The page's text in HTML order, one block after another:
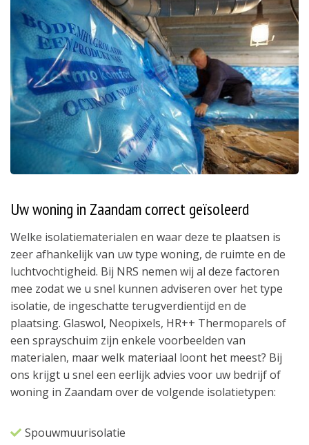
Uw woning in Zaandam correct geïsoleerd
Welke isolatiematerialen en waar deze te plaatsen is
zeer afhankelijk van uw type woning, de ruimte en de
luchtvochtigheid. Bij NRS nemen wij al deze factoren
mee zodat we u snel kunnen adviseren over het type
isolatie, de ingeschatte terugverdientijd en de
plaatsing. Glaswol, Neopixels, HR++ Thermoparels of
een sprayschuim zijn enkele voorbeelden van
materialen, maar welk materiaal loont het meest? Bij
ons krijgt u snel een eerlijk advies voor uw bedrijf of
woning in Zaandam over de volgende isolatietypen:
Spouwmuurisolatie